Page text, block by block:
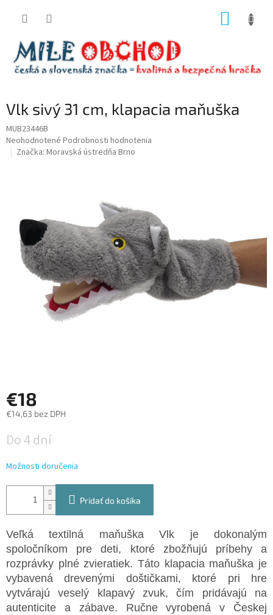
Vlk sivý 31 cm, klapacia maňuška
MUB23446B
Priemerné
hodnotenie
hviezdičiek.
Neohodnotené Podrobnosti hodnotenia
Značka: Moravská ústredňa Brno
€18
€14,63 bez DPH
cena:
Do 4 dní
Možnosti doručenia
Pridať do košíka
Veľká textilná maňuška Vlk je dokonalým
spoločníkom pre deti, ktoré zbožňujú príbehy a
rozprávky plné zvieratiek. Táto klapacia maňuška je
vybavená drevenými doštičkami, ktoré pri hre
vytvárajú veselý klapavý zvuk, čím pridávajú na
autenticite a zábave. Ručne vyrobená v Českej